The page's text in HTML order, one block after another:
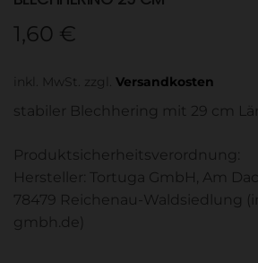
1,60 €
inkl. MwSt. zzgl.Versandkosten
stabiler Blechhering mit 29 cm
Produktsicherheitsverordnung:
Hersteller: Tortuga GmbH, Am
78479 Reichenau-Waldsiedlung
gmbh.de)